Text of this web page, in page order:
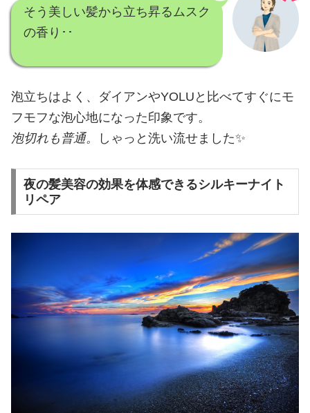
そう美しい髪から立ち昇るムスク
の香り･･
泡立ちはよく、ダイアンやYOLUと比べてすぐにモ
フモフな泡心地になった印象です。
泡切れも普通。
しゃっと洗い流せました✨
夜の髪美容の効果を体感できるシルキーナイト
リペア